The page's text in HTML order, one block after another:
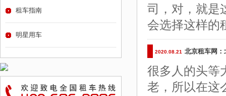
司，对，就是
会选择这样的
2020.08.21 北京租车网：
很多人的头等
老，所以在这
租车指南
明星用车